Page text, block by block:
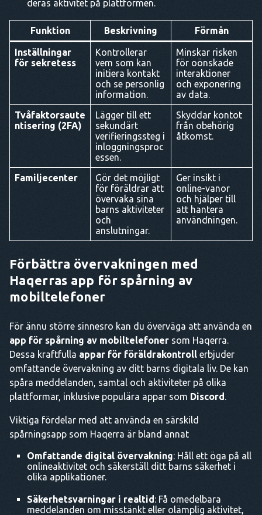
deras aktivitet på plattformen.
Funktion Beskrivning Förmån
Inställningar
för sekretess
Kontrollerar
vem som kan
initiera kontakt
och se personlig
information.
Minskar risken
för oönskade
interaktioner
och exponering
av data.
Tvåfaktorsaute
ntisering (2FA)
Lägger till ett
sekundärt
verifieringssteg i
inloggningsproc
essen.
Skyddar kontot
från obehörig
åtkomst.
Familjecenter
Gör det möjligt
för föräldrar att
övervaka sina
barns aktiviteter
och
anslutningar.
Ger insikt i
online-vanor
och hjälper till
att hantera
användningen.
Förbättra övervakningen med
Haqerras app för spårning av
mobiltelefoner
För ännu större sinnesro kan du överväga att använda en
app för spårning av mobiltelefoner som Haqerra.
Dessa kraftfulla appar för föräldrakontroll erbjuder
omfattande övervakning av ditt barns digitala liv. De kan
spåra meddelanden, samtal och aktiviteter på olika
plattformar, inklusive populära appar som Discord.
Viktiga fördelar med att använda en särskild
spårningsapp som Haqerra är bland annat
Omfattande digital övervakning: Håll ett öga på all
onlineaktivitet och säkerställ ditt barns säkerhet i
olika applikationer.
Säkerhetsvarningar i realtid: Få omedelbara
meddelanden om misstänkt eller olämplig aktivitet,